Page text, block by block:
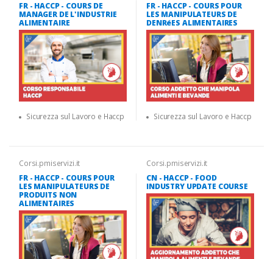
FR - HACCP - COURS DE
MANAGER DE L'INDUSTRIE
ALIMENTAIRE
Sicurezza sul Lavoro e Haccp
FR - HACCP - COURS POUR
LES MANIPULATEURS DE
DENRéES ALIMENTAIRES
Sicurezza sul Lavoro e Haccp
Corsi.pmiservizi.it
FR - HACCP - COURS POUR
LES MANIPULATEURS DE
PRODUITS NON
ALIMENTAIRES
Corsi.pmiservizi.it
CN - HACCP - FOOD
INDUSTRY UPDATE COURSE